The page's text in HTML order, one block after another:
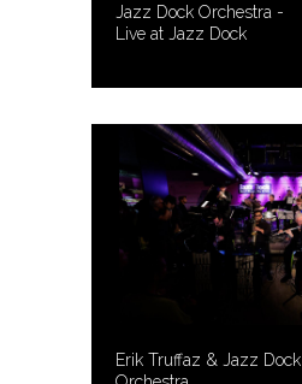
Jazz Dock Orchestra -
Live at Jazz Dock
Erik Truffaz & Jazz Dock